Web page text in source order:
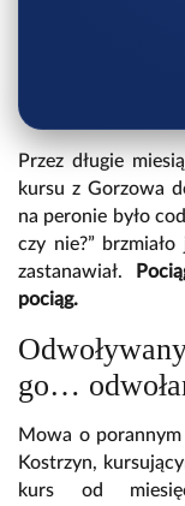
Przez długie
kursu z Gorzowa
na peronie było
czy nie?”
zastanawiał.
pociąg.
go…
Mowa o
Kostrzyn,
kurs od